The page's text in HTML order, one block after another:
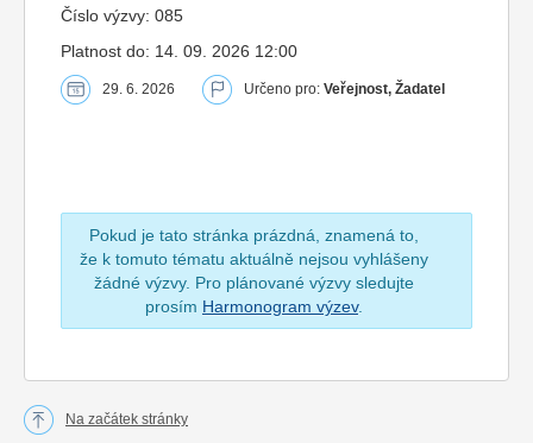
Číslo výzvy: 085
Platnost do: 14. 09. 2026 12:00
29. 6. 2026 Určeno pro: Veřejnost, Žadatel
Pokud je tato stránka prázdná, znamená to,
že k tomuto tématu aktuálně nejsou vyhlášeny
žádné výzvy. Pro plánované výzvy sledujte
prosím Harmonogram výzev.
Na začátek stránky